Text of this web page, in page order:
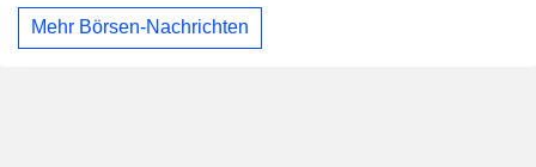
Mehr Börsen-Nachrichten